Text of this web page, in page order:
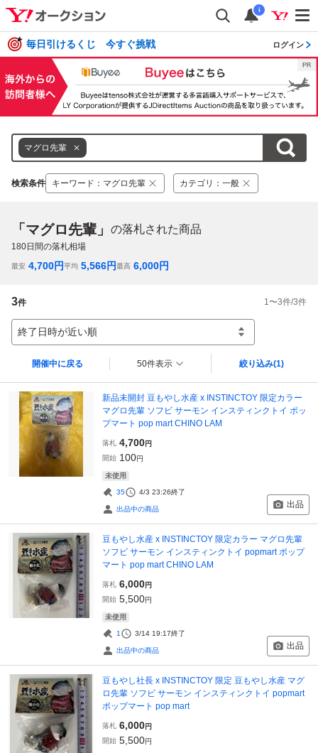
i
毎日引けるくじ 今すぐ挑戦 ログイン
マグロ先輩
検索条件 キーワード ： マグロ先輩 カテゴリ ： 一般
「マグロ先輩」 の落札された商品
180日間の落札相場
最安 4,700円平均 5,566円最高 6,000円
3件 1 〜3件/3件
終了日時が近い順
開催中に戻る 50件表示 絞り込み(1)
新品未開封 豆もやし水産 x INSTINCTOY 限定カラー
マグロ先輩 ソフビ サーモン インスティンクトイ ポッ
プマート pop mart CHINO LAM
落札 4,700円
開始 100円
未使用
35 4/3 23:26終了
出品中の商品 出品
豆もやし水産 x INSTINCTOY 限定カラー マグロ先輩
ソフビ サーモン インスティンクトイ popmart ポップ
マート pop mart CHINO LAM
落札 6,000円
開始 5,500円
未使用
1 3/14 19:17終了
出品中の商品 出品
豆もやし社長 x INSTINCTOY 限定 豆もやし水産 マグ
ロ先輩 ソフビ サーモン インスティンクトイ popmart
ポップマート pop mart
落札 6,000円
開始 5,500円